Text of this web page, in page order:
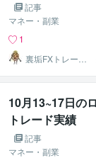
記事
マネー・副業
1
裏垢FXトレーダ
ーおすげ
10月13~17日の
トレード実績
記事
マネー・副業